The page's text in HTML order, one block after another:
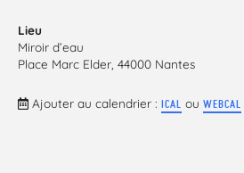
Lieu
Miroir d’eau
Place Marc Elder, 44000 Nantes
Ajouter au calendrier : ICAL ou WEBCAL